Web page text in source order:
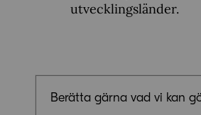
utvecklingsländer.
Berätta gärna vad vi kan